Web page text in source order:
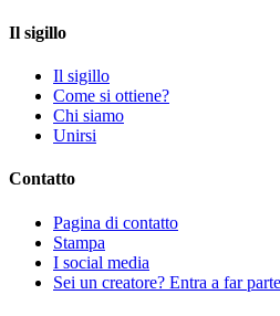
Il sigillo
Il sigillo
Come si ottiene?
Chi siamo
Unirsi
Contatto
Pagina di contatto
Stampa
I social media
Sei un creatore? Entra a far